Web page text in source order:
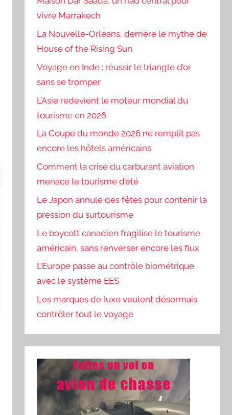
vivre Marrakech
La Nouvelle-Orléans, derrière le mythe de
House of the Rising Sun
Voyage en Inde : réussir le triangle d’or
sans se tromper
L’Asie redevient le moteur mondial du
tourisme en 2026
La Coupe du monde 2026 ne remplit pas
encore les hôtels américains
Comment la crise du carburant aviation
menace le tourisme d’été
Le Japon annule des fêtes pour contenir la
pression du surtourisme
Le boycott canadien fragilise le tourisme
américain, sans renverser encore les flux
L’Europe passe au contrôle biométrique
avec le système EES
Les marques de luxe veulent désormais
contrôler tout le voyage